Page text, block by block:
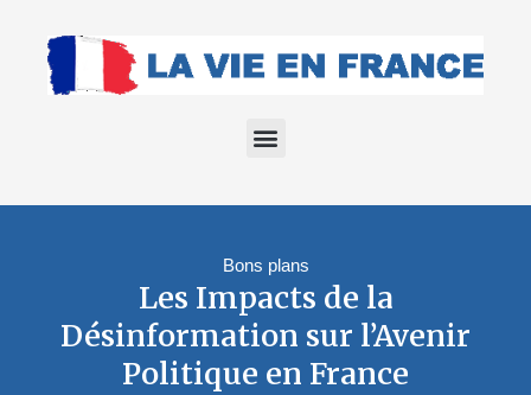
Bons plans
Les Impacts de la
Désinformation sur l’Avenir
Politique en France